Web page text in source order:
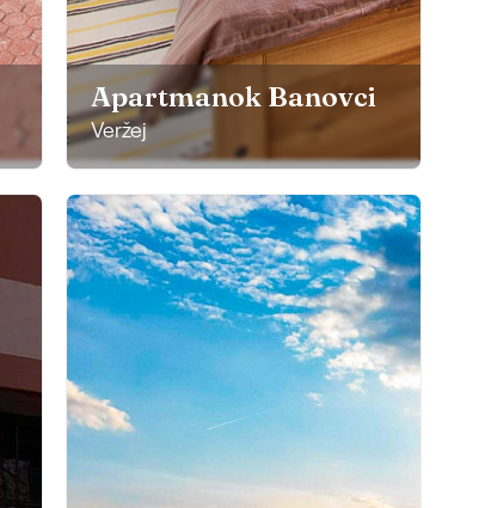
Apartmanok Banovci
Veržej